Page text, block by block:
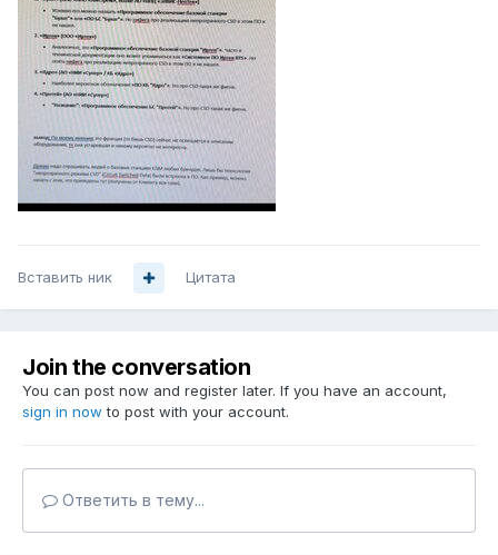
Вставить ник Цитата
Join the conversation
You can post now and register later. If you have an account,
sign in now to post with your account.
Ответить в тему...